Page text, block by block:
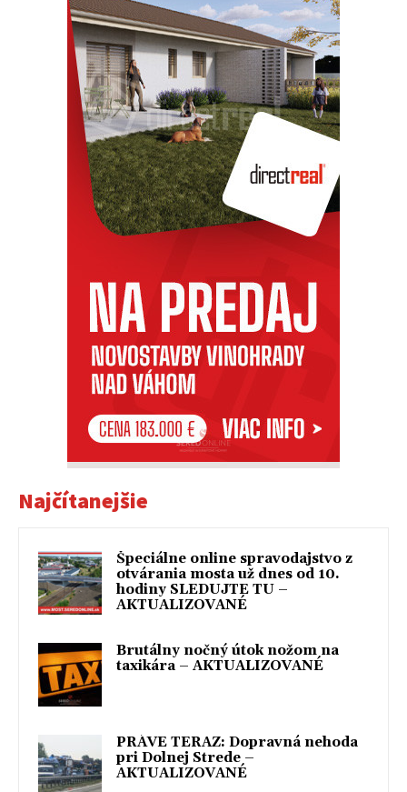
Najčítanejšie
Špeciálne online spravodajstvo z
otvárania mosta už dnes od 10.
hodiny SLEDUJTE TU –
AKTUALIZOVANÉ
Brutálny nočný útok nožom na
taxikára – AKTUALIZOVANÉ
PRÁVE TERAZ: Dopravná nehoda
pri Dolnej Strede –
AKTUALIZOVANÉ